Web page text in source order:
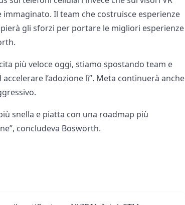
Il team che costruisce esperienze
gli sforzi per portare le migliori esperienze
più veloce oggi, stiamo spostando team e
l’adozione lì”. Meta continuerà anche
snella e piatta con una roadmap più
concludeva Bosworth.​